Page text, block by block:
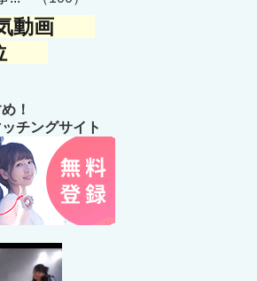
動画
位
！
チングサイト